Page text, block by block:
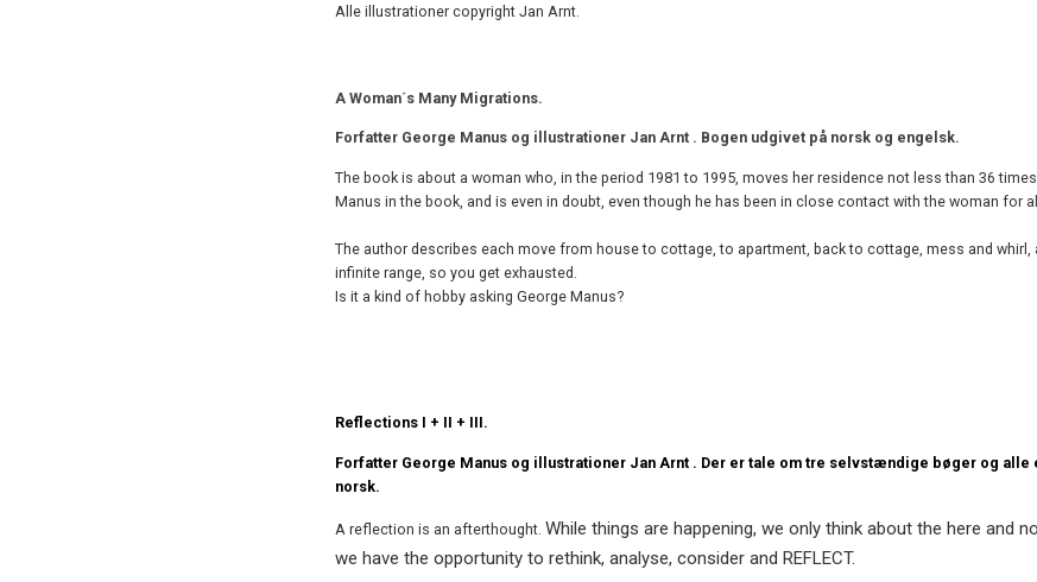
Alle illustrationer copyright Jan Arnt.
A Woman´s Many Migrations.
Forfatter George Manus og illustrationer Jan Arnt . Bogen udgivet på norsk og engelsk.
The book is about a woman who, in the period 1981 to 1995, moves her residence not less than 36
Manus in the book, and is even in doubt, even though he has been in close contact with the woman for
The author describes each move from house to cottage, to apartment, back to cottage, mess and whirl,
infinite range, so you get exhausted.
Is it a kind of hobby asking George Manus?
Reflections I + II + III.
Forfatter George Manus og illustrationer Jan Arnt . Der er tale om tre selvstændige bøger og alle
norsk.
A reflection is an afterthought. While things are happening, we only think about the here and
we have the opportunity to rethink, analyse, consider and REFLECT.